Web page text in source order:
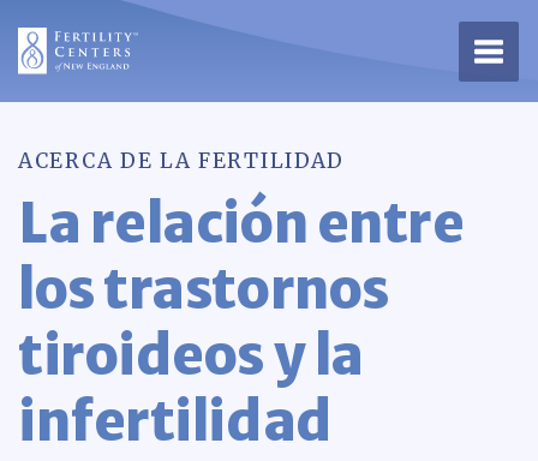
Abrir
ACERCA DE LA FERTILIDAD
La relación entre
los trastornos
tiroideos y la
infertilidad